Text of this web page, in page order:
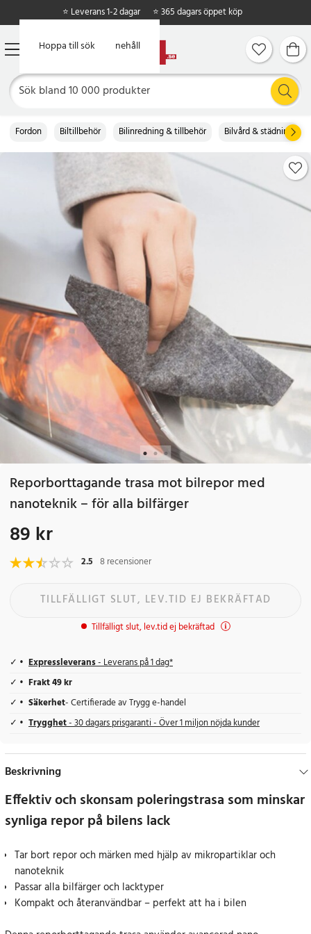
Hoppa till huvudinnehåll
Hoppa till sök
⭐ Leverans 1-2 dagar ⭐ 365 dagars öppet köp
Fordon Biltillbehör Bilinredning & tillbehör Bilvård & städning
Reporborttagande trasa mot bilrepor med
nanoteknik – för alla bilfärger
Pris: 89 kr
89 kr
2.5 8 recensioner
TILLFÄLLIGT SLUT, LEV.TID EJ BEKRÄFTAD
Tillfälligt slut, lev.tid ej bekräftad
Expressleverans- Leverans på 1 dag*
Frakt 49 kr
Säkerhet- Certifierade av Trygg e-handel
Trygghet- 30 dagars prisgaranti - Över 1 miljon nöjda kunder
Beskrivning
Effektiv och skonsam poleringstrasa som minskar
synliga repor på bilens lack
Tar bort repor och märken med hjälp av mikropartiklar och
nanoteknik
Passar alla bilfärger och lacktyper
Kompakt och återanvändbar – perfekt att ha i bilen